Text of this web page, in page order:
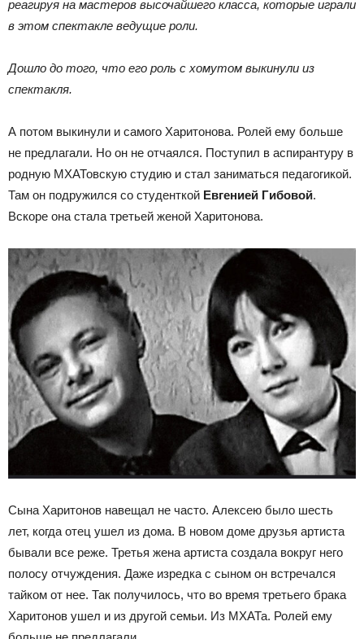
реагируя на мастеров высочайшего класса, которые играли
в этом спектакле ведущие роли.
Дошло до того, что его роль с хомутом выкинули из
спектакля.
А потом выкинули и самого Харитонова. Ролей ему больше
не предлагали. Но он не отчаялся. Поступил в аспирантуру в
родную МХАТовскую студию и стал заниматься педагогикой.
Там он подружился со студенткой Евгенией Гибовой.
Вскоре она стала третьей женой Харитонова.
Сына Харитонов навещал не часто. Алексею было шесть
лет, когда отец ушел из дома. В новом доме друзья артиста
бывали все реже. Третья жена артиста создала вокруг него
полосу отчуждения. Даже изредка с сыном он встречался
тайком от нее. Так получилось, что во время третьего брака
Харитонов ушел и из другой семьи. Из МХАТа. Ролей ему